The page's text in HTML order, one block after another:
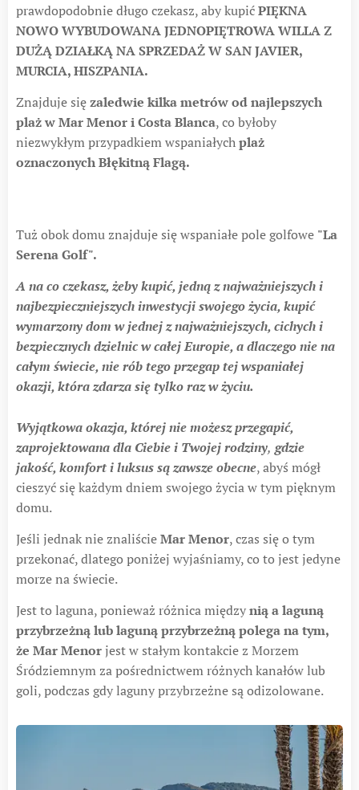
prawdopodobnie długo czekasz, aby kupićPIĘKNA
NOWO WYBUDOWANA JEDNOPIĘTROWA WILLA Z
DUŻĄ DZIAŁKĄ NA SPRZEDAŻ W SAN JAVIER,
MURCIA, HISZPANIA.
Znajduje sięzaledwie kilka metrów od najlepszych
plaż w Mar Menor i Costa Blanca, co byłoby
niezwykłym przypadkiem wspaniałychplaż
oznaczonych Błękitną Flagą.
Tuż obok domu znajduje się wspaniałe pole golfowe "La
Serena Golf".
A na co czekasz, żeby kupić, jedną z najważniejszych i
najbezpieczniejszych inwestycji swojego życia, kupić
wymarzony dom w jednej z najważniejszych, cichych i
bezpiecznych dzielnic w całej Europie, a dlaczego nie na
całym świecie, nie rób tego przegap tej wspaniałej
okazji, która zdarza się tylko raz w życiu.
Wyjątkowa okazja, której nie możesz przegapić,
zaprojektowana dla Ciebie i Twojej rodziny, gdzie
jakość, komfort i luksus są zawsze obecne, abyś mógł
cieszyć się każdym dniem swojego życia w tym pięknym
domu.
Jeśli jednak nie znaliścieMar Menor, czas się o tym
przekonać, dlatego poniżej wyjaśniamy, co to jest jedyne
morze na świecie.
Jest to laguna, ponieważ różnica międzynią a laguną
przybrzeżną lub laguną przybrzeżną polega na tym,
że Mar Menorjest w stałym kontakcie z Morzem
Śródziemnym za pośrednictwem różnych kanałów lub
goli, podczas gdy laguny przybrzeżne są odizolowane.